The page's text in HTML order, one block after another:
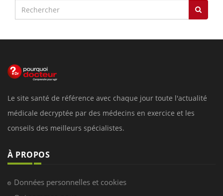
Le site santé de référence avec chaque jour toute l'actualité
médicale decryptée par des médecins en exercice et les
conseils des meilleurs spécialistes.
À PROPOS
Données personnelles et cookies